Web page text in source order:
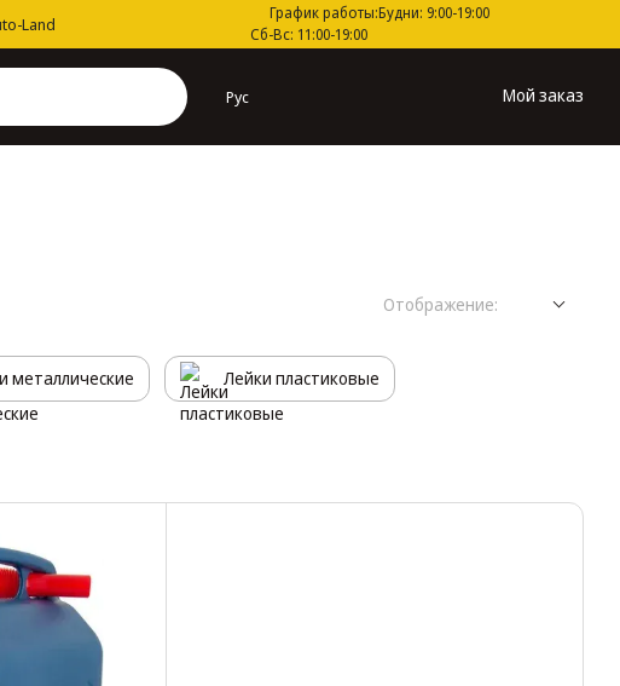
Land
График работы:Будни: 9:00-19:00
Сб-Вс: 11:00-19:00
Рус Мой заказ
Отображение:
металлические Лейки пластиковые